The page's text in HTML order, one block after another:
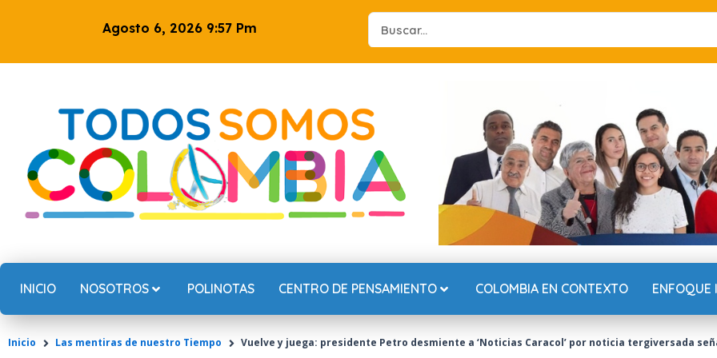
Agosto 6, 2026 9:57 Pm
Search
...
INICIO NOSOTROS POLINOTAS CENTRO DE PENSAMIENTO COLOMBIA EN CONTEXTO ENFOQUE
Inicio Las mentiras de nuestro Tiempo Vuelve y juega: presidente Petro desmiente a ‘Noticias Caracol’ por noticia tergiversada